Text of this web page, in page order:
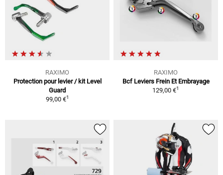
RAXIMO
Protection pour levier / kit Level
Guard
99,00 €1
RAXIMO
Bcf Leviers Frein Et Embrayage
129,00 €1